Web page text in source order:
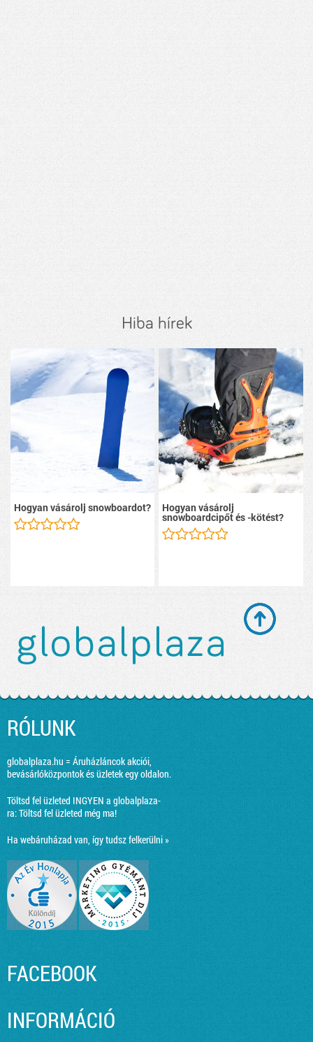
Hiba hírek
Hogyan vásárolj snowboardot? Hogyan vásárolj
snowboardcipőt és -kötést?
RÓLUNK
globalplaza.hu = Áruházláncok akciói,
bevásárlóközpontok és üzletek egy oldalon.
Töltsd fel üzleted INGYEN a globalplaza-
ra:Töltsd fel üzleted még ma!
Ha webáruházad van, így tudsz felkerülni »
FACEBOOK
INFORMÁCIÓ